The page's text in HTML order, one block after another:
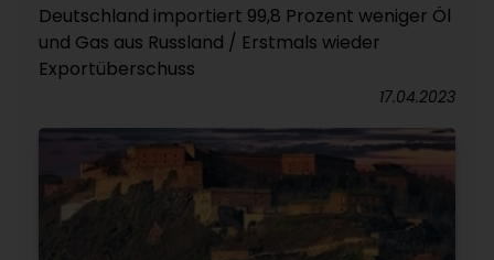
Deutschland importiert 99,8 Prozent weniger Öl
und Gas aus Russland / Erstmals wieder
Exportüberschuss
17.04.2023